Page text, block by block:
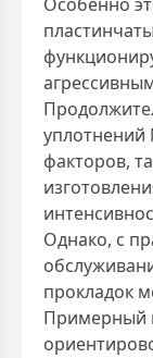
уплотнений
факторов,
Однако, с
прокладок
Примерный